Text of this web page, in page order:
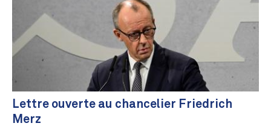
Lettre ouverte au chancelier Friedrich
Merz